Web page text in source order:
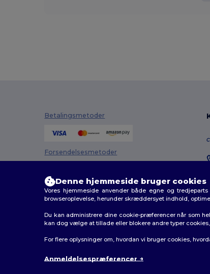
Betalingsmetoder
Forsendelsesmetoder
2026. Alle rettigheder
Denne hjemmeside bruger cookies
Vores hjemmeside anvender både egne og
browseroplevelse, herunder skræddersyet indhold,
Du kan administrere dine cookie-præferencer når som
kan dog vælge at tillade eller blokere andre typer
For flere oplysninger om, hvordan vi bruger cookies,
Anmeldelsespræferencer